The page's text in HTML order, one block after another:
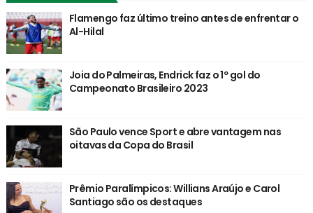
Flamengo faz último treino antes de enfrentar o
Al-Hilal
Joia do Palmeiras, Endrick faz o 1º gol do
Campeonato Brasileiro 2023
São Paulo vence Sport e abre vantagem nas
oitavas da Copa do Brasil
Prêmio Paralímpicos: Willians Araújo e Carol
Santiago são os destaques